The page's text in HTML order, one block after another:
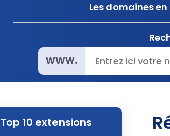
Les domaines
www.
Top 10 extensions